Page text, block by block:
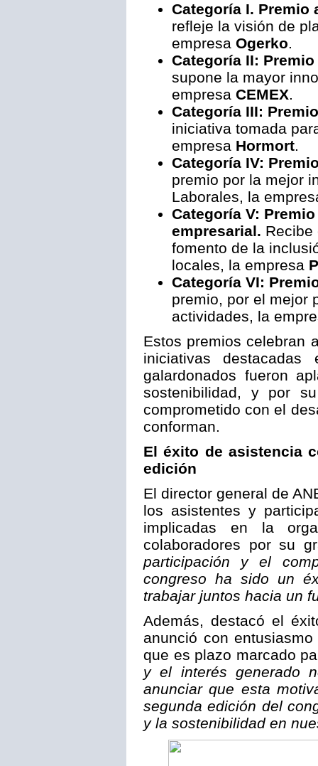
Categoría I. Premio
refleje la visión de
empresa Ogerko.
Categoría II:
supone la mayor
empresa CEMEX.
Categoría III:
iniciativa tomada
empresa Hormort.
Categoría IV:
premio por la mejor
Laborales, la
Categoría V:
empresarial. Recibe
fomento de la
locales, la empresa
Categoría VI:
premio, por el mejor
actividades, la
Estos premios celebran
iniciativas
galardonados fueron
sostenibilidad, y por
comprometido con el
conforman.
El éxito de asistencia
edición
El director general de
los asistentes y
implicadas en la
colaboradores por su
participación y el
congreso ha sido un
trabajar juntos hacia un
Además, destacó el
anunció con
que es plazo marcado
y el interés generado
anunciar que esta
segunda edición del
y la sostenibilidad en